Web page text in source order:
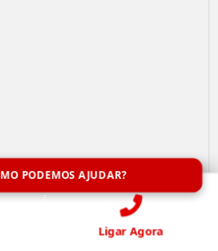
de Abelhas
PODEMOS AJUDAR?
Ligar Agora